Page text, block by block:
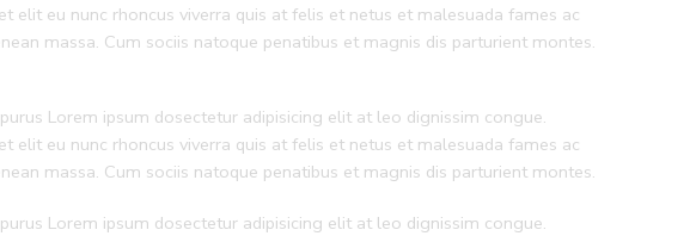
elit eu nunc rhoncus viverra quis at felis et netus et malesuada fames ac
massa. Cum sociis natoque penatibus et magnis dis parturient montes.
Lorem ipsum dosectetur adipisicing elit at leo dignissim congue.
elit eu nunc rhoncus viverra quis at felis et netus et malesuada fames ac
massa. Cum sociis natoque penatibus et magnis dis parturient montes.
Lorem ipsum dosectetur adipisicing elit at leo dignissim congue.